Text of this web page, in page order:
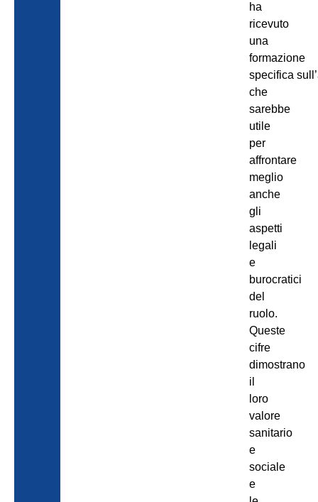
ha
ricevuto
una
formazione
specifica
che
sarebbe
utile
per
affrontare
meglio
anche
gli
aspetti
legali
e
burocratici
del
ruolo.
Queste
cifre
dimostrano
il
loro
valore
sanitario
e
sociale
e